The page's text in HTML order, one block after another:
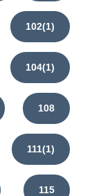
102(1)
104(1)
108
111(1)
115